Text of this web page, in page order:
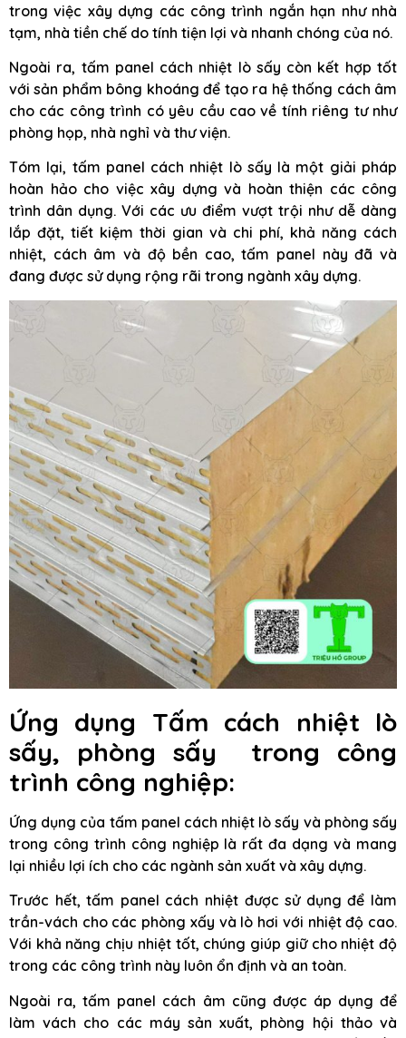
trong việc xây dựng các công trình ngắn hạn như nhà
tạm, nhà tiền chế do tính tiện lợi và nhanh chóng của nó.
Ngoài ra, tấm panel cách nhiệt lò sấy còn kết hợp tốt
với sản phẩm bông khoáng để tạo ra hệ thống cách âm
cho các công trình có yêu cầu cao về tính riêng tư như
phòng họp, nhà nghỉ và thư viện.
Tóm lại, tấm panel cách nhiệt lò sấy là một giải pháp
hoàn hảo cho việc xây dựng và hoàn thiện các công
trình dân dụng. Với các ưu điểm vượt trội như dễ dàng
lắp đặt, tiết kiệm thời gian và chi phí, khả năng cách
nhiệt, cách âm và độ bền cao, tấm panel này đã và
đang được sử dụng rộng rãi trong ngành xây dựng.
Ứng dụng Tấm cách nhiệt lò
sấy, phòng sấy trong công
trình công nghiệp:
Ứng dụng của tấm panel cách nhiệt lò sấy và phòng sấy
trong công trình công nghiệp là rất đa dạng và mang
lại nhiều lợi ích cho các ngành sản xuất và xây dựng.
Trước hết, tấm panel cách nhiệt được sử dụng để làm
trần-vách cho các phòng xấy và lò hơi với nhiệt độ cao.
Với khả năng chịu nhiệt tốt, chúng giúp giữ cho nhiệt độ
trong các công trình này luôn ổn định và an toàn.
Ngoài ra, tấm panel cách âm cũng được áp dụng để
làm vách cho các máy sản xuất, phòng hội thảo và